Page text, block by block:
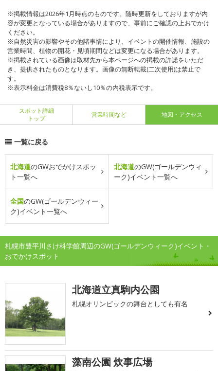
※掲載情報は2026年1月時点のものです。随時更新をしておりますが内
容が変更となっている場合がありますので、事前にご確認の上おでかけ
ください。
※自然災害の影響やその他諸事情により、イベントの開催情報、施設の
営業時間、植物の開花・見頃期間などは変更になる場合があります。
※掲載されている画像は取材先から本ページへの掲載の許諾をいただ
き、提供されたものとなります。画像の無断転載(二次使用)は禁止で
す。
※表示料金は消費税8％ないし10％の内税表示です。
スポット詳細
トップ
営業時間など 地図・アクセス
一覧に戻る
北海道のGWおでかけスポッ
ト一覧へ
北海道のGW(ゴールデンウィ
ーク)イベント一覧へ
全国のGW(ゴールデンウィー
ク)イベント一覧へ
札幌市豊平川さけ科学館周辺のGW(ゴールデンウィーク)イベント・
おでかけスポット
北海道立真駒内公園
札幌オリンピックの舞台としても有名
藻南公園 炊事広場